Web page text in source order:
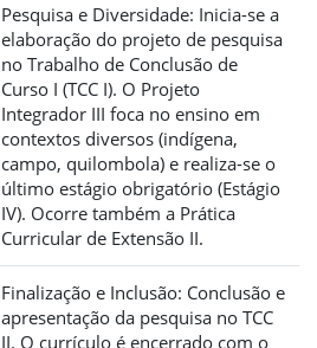
Pesquisa e Diversidade: Inicia-se a
elaboração do projeto de pesquisa
no Trabalho de Conclusão de
Curso I (TCC I). O Projeto
Integrador III foca no ensino em
contextos diversos (indígena,
campo, quilombola) e realiza-se o
último estágio obrigatório (Estágio
IV). Ocorre também a Prática
Curricular de Extensão II.
Finalização e Inclusão: Conclusão e
apresentação da pesquisa no TCC
II. O currículo é encerrado com o